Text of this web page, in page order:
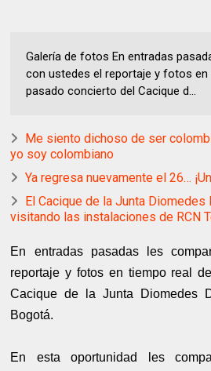
Galería de fotos En entradas
con ustedes el reportaje y fotos en
pasado concierto del Cacique d...
Me siento dichoso de ser
yo soy colombiano
Ya regresa nuevamente el 26…
El Cacique de la Junta
visitando las instalaciones de RCN
En entradas pasadas les
reportaje y fotos en tiempo real
Cacique de la Junta Diomedes
Bogotá.
En esta oportunidad les